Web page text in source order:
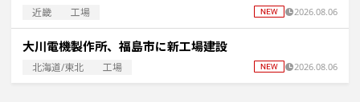
近畿 工場 2026.08.06
大川電機製作所、福島市に新工場建設
北海道/東北 工場 2026.08.06